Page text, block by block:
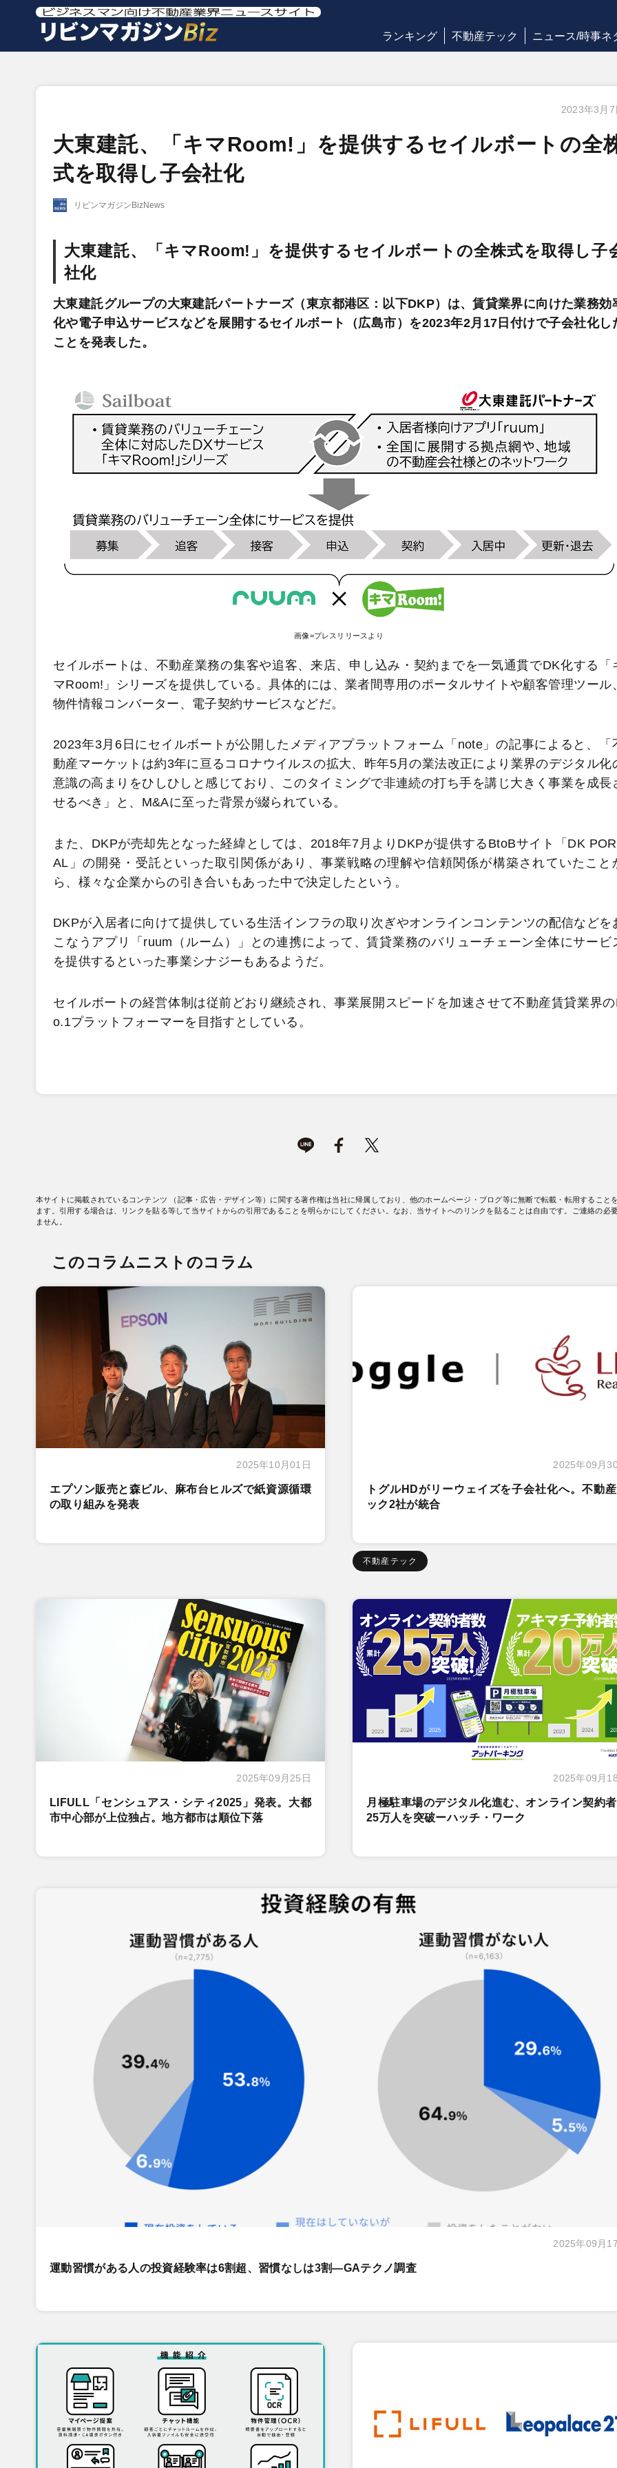
ランキング 不動産テック ニュース/時事ネ
2023年3月7
大東建託、「キマRoom!」を提供するセイルボートの全
式を取得し子会社化
リビンマガジンBizNews
大東建託、「キマRoom!」を提供するセイルボートの全株式を取得し子
社化
大東建託グループの大東建託パートナーズ（東京都港区：以下DKP）は、賃貸業界に向けた業務効
化や電子申込サービスなどを展開するセイルボート（広島市）を2023年2月17日付けで子会社化し
ことを発表した。
画像=プレスリリースより
セイルボートは、不動産業務の集客や追客、来店、申し込み・契約までを一気通貫でDK化する「
マRoom!」シリーズを提供している。具体的には、業者間専用のポータルサイトや顧客管理ツール
物件情報コンバーター、電子契約サービスなどだ。
2023年3月6日にセイルボートが公開したメディアプラットフォーム「note」の記事によると、「
動産マーケットは約3年に亘るコロナウイルスの拡大、昨年5月の業法改正により業界のデジタル化
意識の高まりをひしひしと感じており、このタイミングで非連続の打ち手を講じ大きく事業を成長
せるべき」と、M&Aに至った背景が綴られている。
また、DKPが売却先となった経緯としては、2018年7月よりDKPが提供するBtoBサイト「DK
AL」の開発・受託といった取引関係があり、事業戦略の理解や信頼関係が構築されていたこと
ら、様々な企業からの引き合いもあった中で決定したという。
DKPが入居者に向けて提供している生活インフラの取り次ぎやオンラインコンテンツの配信などを
こなうアプリ「ruum（ルーム）」との連携によって、賃貸業務のバリューチェーン全体にサービ
を提供するといった事業シナジーもあるようだ。
セイルボートの経営体制は従前どおり継続され、事業展開スピードを加速させて不動産賃貸業界
o.1プラットフォーマーを目指すとしている。
本サイトに掲載されているコンテンツ （記事・広告・デザイン等）に関する著作権は当社に帰属しており、他のホームページ・ブログ等に無断で転載・転用すること
ます。引用する場合は、リンクを貼る等して当サイトからの引用であることを明らかにしてください。なお、当サイトへのリンクを貼ることは自由です。ご連絡の必
ません。
このコラムニストのコラム
2025年10月01日
エプソン販売と森ビル、麻布台ヒルズで紙資源循環
の取り組みを発表
2025年09月
トグルHDがリーウェイズを子会社化へ。不動
ック2社が統合
不動産テック
2025年09月25日
LIFULL「センシュアス・シティ2025」発表。大都
市中心部が上位独占。地方都市は順位下落
2025年09月
月極駐車場のデジタル化進む、オンライン契約
25万人を突破ーハッチ・ワーク
2025年09月
運動習慣がある人の投資経験率は6割超、習慣なしは3割―GAテクノ調査